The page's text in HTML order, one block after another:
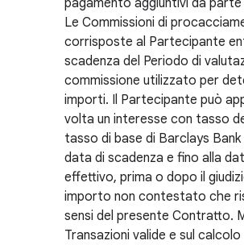
pagamento aggiuntivi da
Le Commissioni di
corrisposte al Partecipante
scadenza del Periodo di
commissione utilizzato per
importi. Il Partecipante può
volta un interesse con tasso
tasso di base di Barclays
data di scadenza e fino alla
effettivo, prima o dopo il
importo non contestato che
sensi del presente Contratto.
Transazioni valide e sul